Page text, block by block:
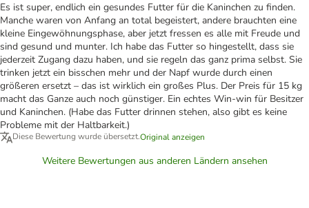
Es ist super, endlich ein gesundes Futter für die Kaninchen zu finden.
Manche waren von Anfang an total begeistert, andere brauchten eine
kleine Eingewöhnungsphase, aber jetzt fressen es alle mit Freude und
sind gesund und munter. Ich habe das Futter so hingestellt, dass sie
jederzeit Zugang dazu haben, und sie regeln das ganz prima selbst. Sie
trinken jetzt ein bisschen mehr und der Napf wurde durch einen
größeren ersetzt – das ist wirklich ein großes Plus. Der Preis für 15 kg
macht das Ganze auch noch günstiger. Ein echtes Win-win für Besitzer
und Kaninchen. (Habe das Futter drinnen stehen, also gibt es keine
Probleme mit der Haltbarkeit.)
Diese Bewertung wurde übersetzt.Original anzeigen
Weitere Bewertungen aus anderen Ländern ansehen